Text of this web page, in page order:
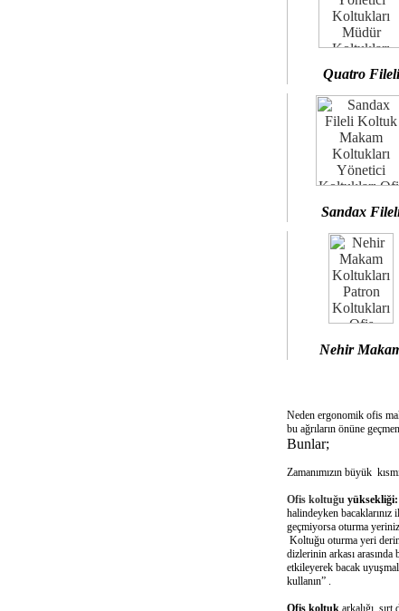
Quatro Fileli
Sandax
Nehir
Neden ergonomik ofis
bu ağrıların önüne
Bunlar;
Zamanımızın büyük
Ofis koltuğuyüksekliği:
halindeyken bacaklarınız
geçmiyorsa oturma
Koltuğu oturma yeri
dizlerinin arkası
etkileyerek bacak
kullanın” .
Ofis koltuk arkalığı